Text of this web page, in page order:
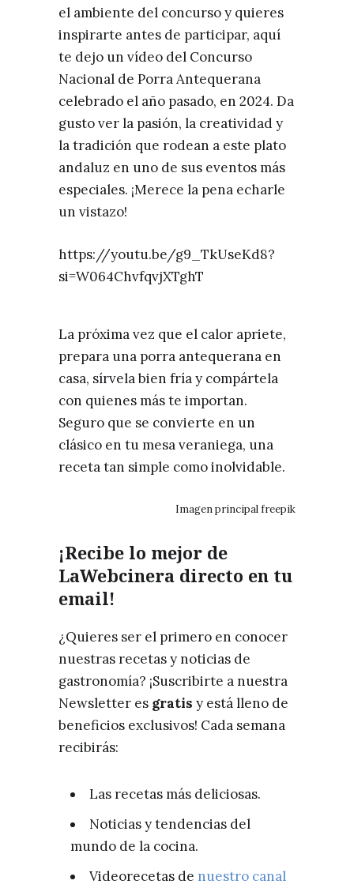
el ambiente del concurso y quieres
inspirarte antes de participar, aquí
te dejo un vídeo del Concurso
Nacional de Porra Antequerana
celebrado el año pasado, en 2024. Da
gusto ver la pasión, la creatividad y
la tradición que rodean a este plato
andaluz en uno de sus eventos más
especiales. ¡Merece la pena echarle
un vistazo!
https://youtu.be/g9_TkUseKd8?
si=W064ChvfqvjXTghT
La próxima vez que el calor apriete,
prepara una porra antequerana en
casa, sírvela bien fría y compártela
con quienes más te importan.
Seguro que se convierte en un
clásico en tu mesa veraniega, una
receta tan simple como inolvidable.
Imagen principal freepik
¡Recibe lo mejor de
LaWebcinera directo en tu
email!
¿Quieres ser el primero en conocer
nuestras recetas y noticias de
gastronomía? ¡Suscribirte a nuestra
Newsletter es gratis y está lleno de
beneficios exclusivos! Cada semana
recibirás:
Las recetas más deliciosas.
Noticias y tendencias del
mundo de la cocina.
Videorecetas de nuestro canal